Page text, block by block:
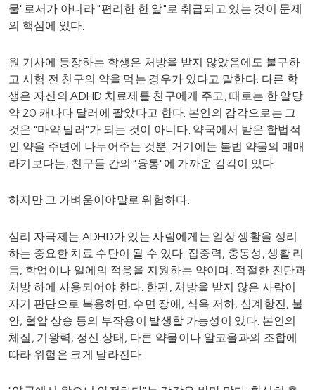
물"로서가 아니라 "편리한 한 알"로 취급되고 있는 것이 문제
의 핵심에 있다.
원 기사에 등장하는 학생은 처방을 받지 않았음에도 불구하
고 시험 전 친구의 약을 먹는 경우가 있다고 말한다. 다른 학
생은 자신의 ADHD 치료제를 친구에게 주고, 때로는 한 알당
약 20 캐나다 달러에 팔았다고 한다. 본인의 감각으로는 그
것은 "마약 딜러"가 되는 것이 아니다. 약국에서 받은 합법적
인 약을 주변에 나누어주는 것뿐. 거기에는 불법 약물의 매매
라기보다는, 친구들 간의 "융통"에 가까운 감각이 있다.
하지만 그 가벼움이야말로 위험하다.
심리 자극제는 ADHD가 있는 사람에게는 일상 생활을 정리
하는 중요한 치료 수단이 될 수 있다. 집중력, 충동성, 생활 리
듬, 학업이나 일에의 적응을 지원하는 약이며, 적절한 진단과
처방 하에 사용되어야 한다. 한편, 처방을 받지 않은 사람이
자기 판단으로 복용하면, 수면 장애, 식욕 저하, 심계항진, 불
안, 혈압 상승 등의 부작용이 발생할 가능성이 있다. 본인의
체질, 기왕력, 정신 상태, 다른 약물이나 알코올과의 조합에
따라 위험은 크게 달라진다.